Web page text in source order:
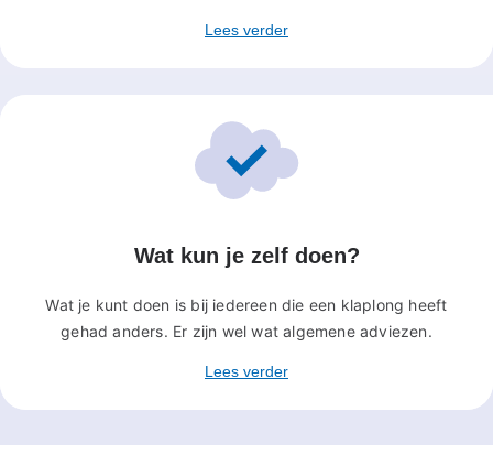
Lees verder
Wat kun je zelf doen?
Wat je kunt doen is bij iedereen die een klaplong heeft
gehad anders. Er zijn wel wat algemene adviezen.
Lees verder